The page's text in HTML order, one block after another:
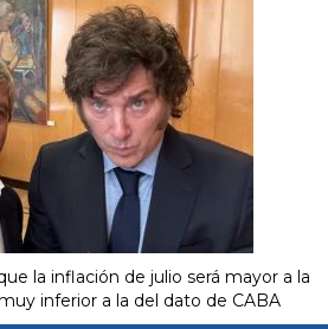
la inflación de julio será mayor a la
inferior a la del dato de CABA